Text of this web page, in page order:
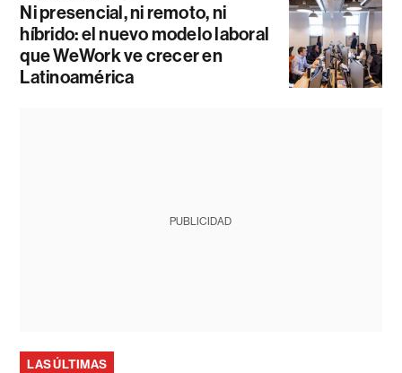
Ni presencial, ni remoto, ni
híbrido: el nuevo modelo laboral
que WeWork ve crecer en
Latinoamérica
PUBLICIDAD
LAS ÚLTIMAS